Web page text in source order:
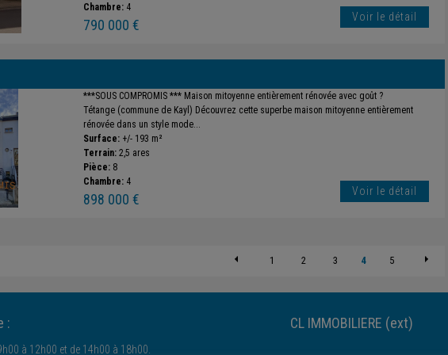
Chambre: 4
790 000 € Voir le détail
***SOUS COMPROMIS *** Maison mitoyenne entièrement rénovée avec goût ?
Tétange (commune de Kayl) Découvrez cette superbe maison mitoyenne entièrement
rénovée dans un style mode...
Surface: +/- 193 m²
Terrain: 2,5 ares
Pièce: 8
Chambre: 4
898 000 € Voir le détail
1 2 3 4 5
:
à 12h00 et de 14h00 à 18h00.
CL IMMOBILIERE (ext)